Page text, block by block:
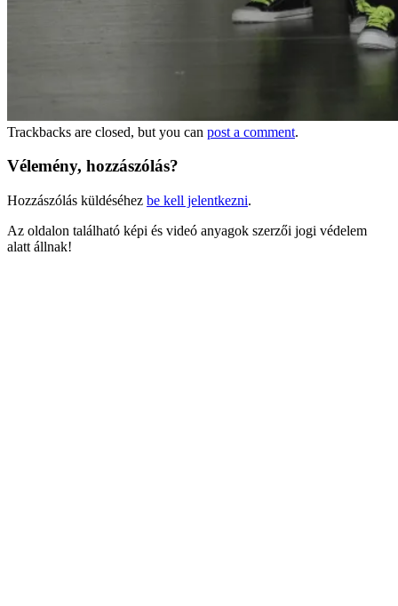
Trackbacks are closed, but you can post a comment.
Vélemény, hozzászólás?
Hozzászólás küldéséhez be kell jelentkezni.
Az oldalon található képi és videó anyagok szerzői jogi védelem
alatt állnak!